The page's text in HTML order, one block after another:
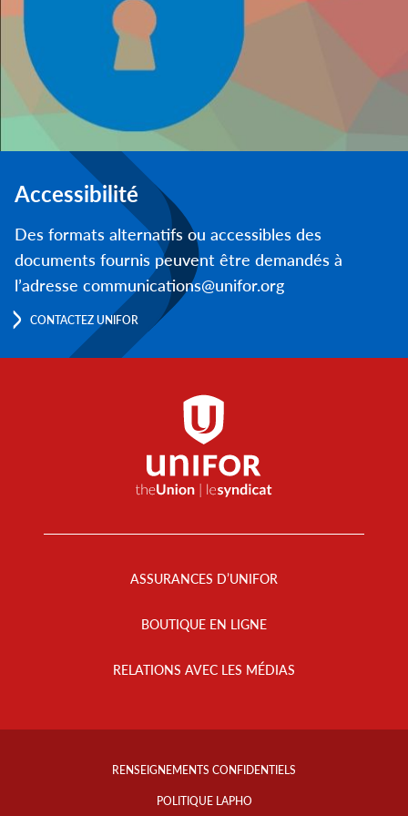
Accessibilité
Des formats alternatifs ou accessibles des
documents fournis peuvent être demandés à
l’adresse communications@unifor.org
CONTACTEZ UNIFOR
ASSURANCES D’UNIFOR
BOUTIQUE EN LIGNE
RELATIONS AVEC LES MÉDIAS
Footer
RENSEIGNEMENTS CONFIDENTIELS
POLITIQUE LAPHO